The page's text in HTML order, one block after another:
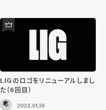
LIGのロゴをリニューアルしまし
た（6回目）
2022.01.18